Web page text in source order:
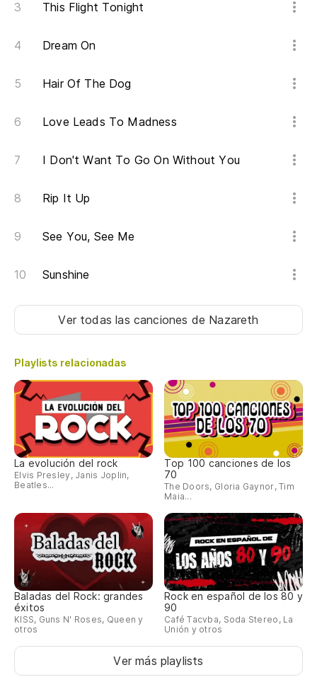
This Flight Tonight
Dream On
Hair Of The Dog
Love Leads To Madness
I Don't Want To Go On Without You
Rip It Up
See You, See Me
Sunshine
Ver todas las canciones de Nazareth
Playlists relacionadas
La evolución del rock
Elvis Presley, Janis Joplin,
Beatles...
Top 100 canciones de los
70
The Doors, Gloria Gaynor, Tim
Maia...
Baladas del Rock: grandes
éxitos
KISS, Guns N' Roses, Queen y
otros
Rock en español de los 80 y
90
Café Tacvba, Soda Stereo, La
Unión y otros
Ver más playlists